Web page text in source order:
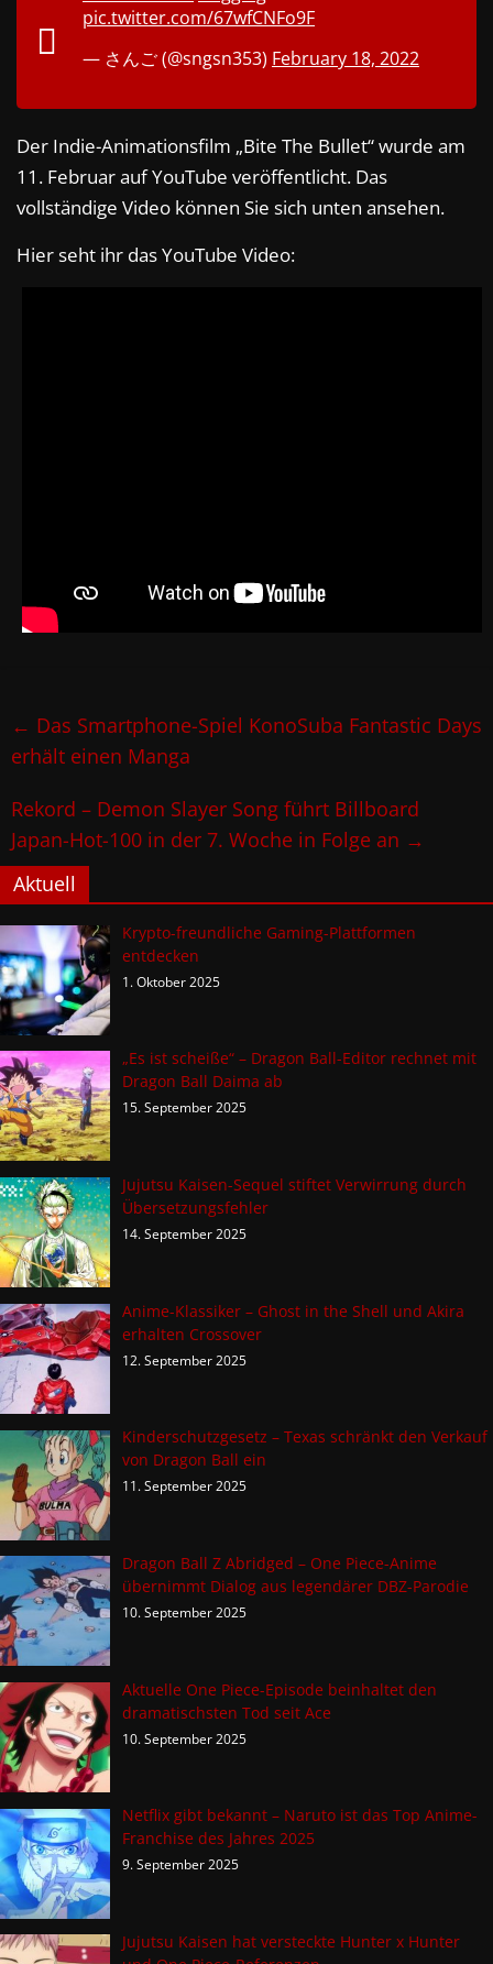
pic.twitter.com/67wfCNFo9F
— さんご (@sngsn353) February 18, 2022
Der Indie-Animationsfilm „Bite The Bullet“ wurde am
11. Februar auf YouTube veröffentlicht. Das
vollständige Video können Sie sich unten ansehen.
Hier seht ihr das YouTube Video:
← Das Smartphone-Spiel KonoSuba Fantastic Days
erhält einen Manga
Rekord – Demon Slayer Song führt Billboard
Japan-Hot-100 in der 7. Woche in Folge an →
Aktuell
Krypto-freundliche Gaming-Plattformen
entdecken
1. Oktober 2025
„Es ist scheiße“ – Dragon Ball-Editor rechnet mit
Dragon Ball Daima ab
15. September 2025
Jujutsu Kaisen-Sequel stiftet Verwirrung durch
Übersetzungsfehler
14. September 2025
Anime-Klassiker – Ghost in the Shell und Akira
erhalten Crossover
12. September 2025
Kinderschutzgesetz – Texas schränkt den Verkauf
von Dragon Ball ein
11. September 2025
Dragon Ball Z Abridged – One Piece-Anime
übernimmt Dialog aus legendärer DBZ-Parodie
10. September 2025
Aktuelle One Piece-Episode beinhaltet den
dramatischsten Tod seit Ace
10. September 2025
Netflix gibt bekannt – Naruto ist das Top Anime-
Franchise des Jahres 2025
9. September 2025
Jujutsu Kaisen hat versteckte Hunter x Hunter